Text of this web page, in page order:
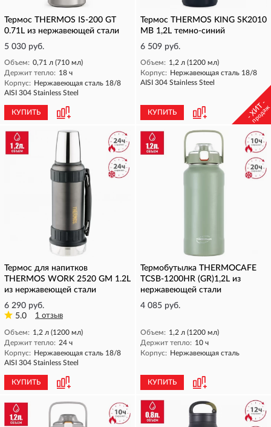
Термос THERMOS IS-200 GT
0.71L из нержавеющей стали
5 030 руб.
Объем: 0,71 л (710 мл)
Держит тепло: 18 ч
Корпус: Нержавеющая сталь 18/8
AISI 304 Stainless Steel
КУПИТЬ
Термос THERMOS KING SK2010
MB 1,2L темно-синий
6 509 руб.
Объем: 1,2 л (1200 мл)
Корпус: Нержавеющая сталь 18/8
AISI 304 Stainless Steel
КУПИТЬ - ХИТ -
продаж
Термос для напитков
THERMOS WORK 2520 GM 1.2L
из нержавеющей стали
6 290 руб.
5.0
1 отзыв
Объем: 1,2 л (1200 мл)
Держит тепло: 24 ч
Корпус: Нержавеющая сталь 18/8
AISI 304 Stainless Steel
КУПИТЬ
Термобутылка THERMOCAFE
TCSB-1200HR (GR)1,2L из
нержавеющей стали
4 085 руб.
Объем: 1,2 л (1200 мл)
Держит тепло: 10 ч
Корпус: Нержавеющая сталь
КУПИТЬ